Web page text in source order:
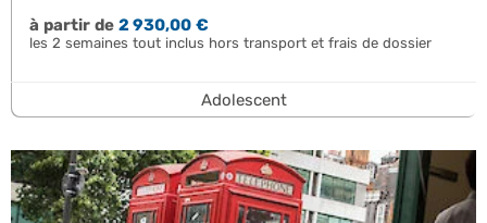
à partir de2 930,00 €
les 2 semaines tout inclus hors transport et frais de dossier
Adolescent